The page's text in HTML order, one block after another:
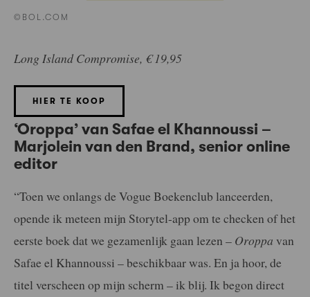
©BOL.COM
Long Island Compromise, € 19,95
HIER TE KOOP
‘Oroppa’ van Safae el Khannoussi –
Marjolein van den Brand, senior online
editor
“Toen we onlangs de Vogue Boekenclub lanceerden,
opende ik meteen mijn Storytel-app om te checken of het
eerste boek dat we gezamenlijk gaan lezen – Oroppa van
Safae el Khannoussi – beschikbaar was. En ja hoor, de
titel verscheen op mijn scherm – ik blij. Ik begon direct